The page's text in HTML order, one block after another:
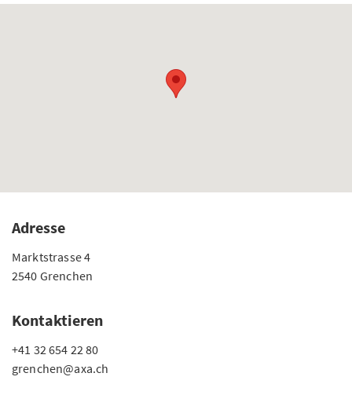
Adresse
Marktstrasse 4
2540 Grenchen
Kontaktieren
+41 32 654 22 80
grenchen@axa.ch